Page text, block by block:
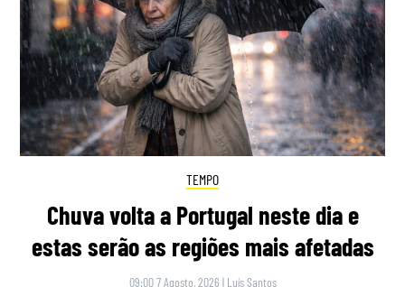
TEMPO
Chuva volta a Portugal neste dia e
estas serão as regiões mais afetadas
09:00 7 Agosto, 2026 | Luís Santos